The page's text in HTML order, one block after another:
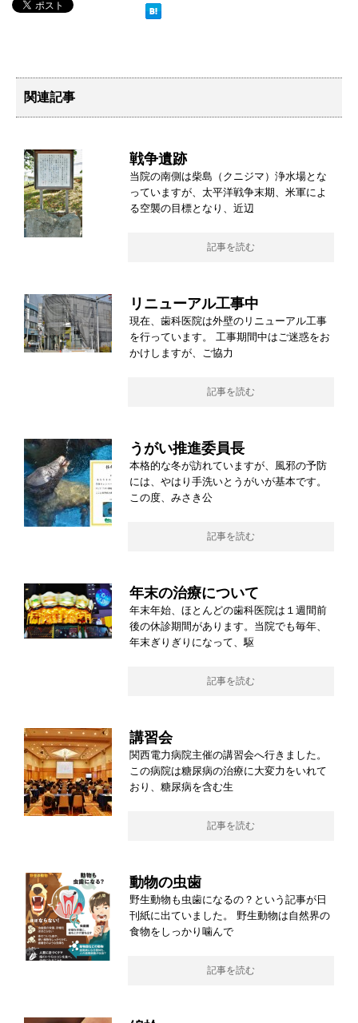
関連記事
戦争遺跡
当院の南側は柴島（クニジマ）浄水場とな
っていますが、太平洋戦争末期、米軍によ
る空襲の目標となり、近辺
記事を読む
リニューアル工事中
現在、歯科医院は外壁のリニューアル工事
を行っています。 工事期間中はご迷惑をお
かけしますが、ご協力
記事を読む
うがい推進委員長
本格的な冬が訪れていますが、風邪の予防
には、やはり手洗いとうがいが基本です。
この度、みさき公
記事を読む
年末の治療について
年末年始、ほとんどの歯科医院は１週間前
後の休診期間があります。当院でも毎年、
年末ぎりぎりになって、駆
記事を読む
講習会
関西電力病院主催の講習会へ行きました。
この病院は糖尿病の治療に大変力をいれて
おり、糖尿病を含む生
記事を読む
動物の虫歯
野生動物も虫歯になるの？という記事が日
刊紙に出ていました。 野生動物は自然界の
食物をしっかり噛んで
記事を読む